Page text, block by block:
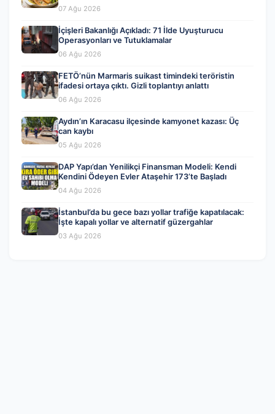
07 Ağu 2026
İçişleri Bakanlığı Açıkladı: 71 İlde Uyuşturucu
Operasyonları ve Tutuklamalar
06 Ağu 2026
FETÖ’nün Marmaris suikast timindeki teröristin
ifadesi ortaya çıktı. Gizli toplantıyı anlattı
06 Ağu 2026
Aydın’ın Karacasu ilçesinde kamyonet kazası: Üç
can kaybı
05 Ağu 2026
DAP Yapı’dan Yenilikçi Finansman Modeli: Kendi
Kendini Ödeyen Evler Ataşehir 173’te Başladı
04 Ağu 2026
İstanbul’da bu gece bazı yollar trafiğe kapatılacak:
İşte kapalı yollar ve alternatif güzergahlar
03 Ağu 2026